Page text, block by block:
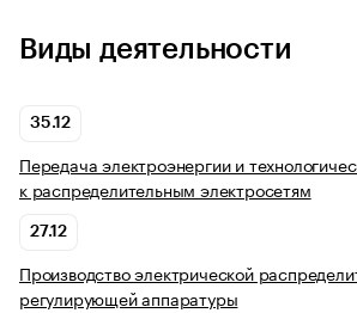
Виды деятельности
35.12
Передача электроэнергии и
к распределительным электросетям
27.12
Производство электрической
регулирующей аппаратуры